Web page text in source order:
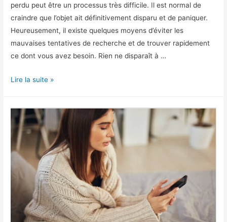
perdu peut être un processus très difficile. Il est normal de
craindre que l’objet ait définitivement disparu et de paniquer.
Heureusement, il existe quelques moyens d’éviter les
mauvaises tentatives de recherche et de trouver rapidement
ce dont vous avez besoin. Rien ne disparaît à …
Comment
objet
perdu
Lire la suite »